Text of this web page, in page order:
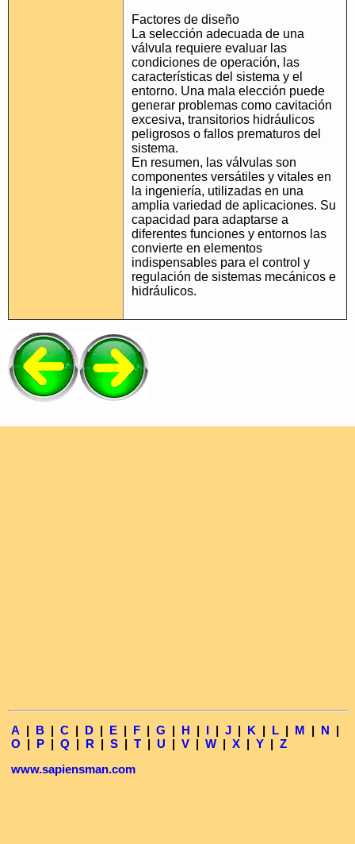
Factores de diseño
La selección adecuada de una
válvula requiere evaluar las
condiciones de operación, las
características del sistema y el
entorno. Una mala elección puede
generar problemas como cavitación
excesiva, transitorios hidráulicos
peligrosos o fallos prematuros del
sistema.
En resumen, las válvulas son
componentes versátiles y vitales en
la ingeniería, utilizadas en una
amplia variedad de aplicaciones. Su
capacidad para adaptarse a
diferentes funciones y entornos las
convierte en elementos
indispensables para el control y
regulación de sistemas mecánicos e
hidráulicos.
A | B | C | D | E | F | G | H | I | J | K | L | M | N |
O | P | Q | R | S | T | U | V | W | X | Y | Z
www.sapiensman.com